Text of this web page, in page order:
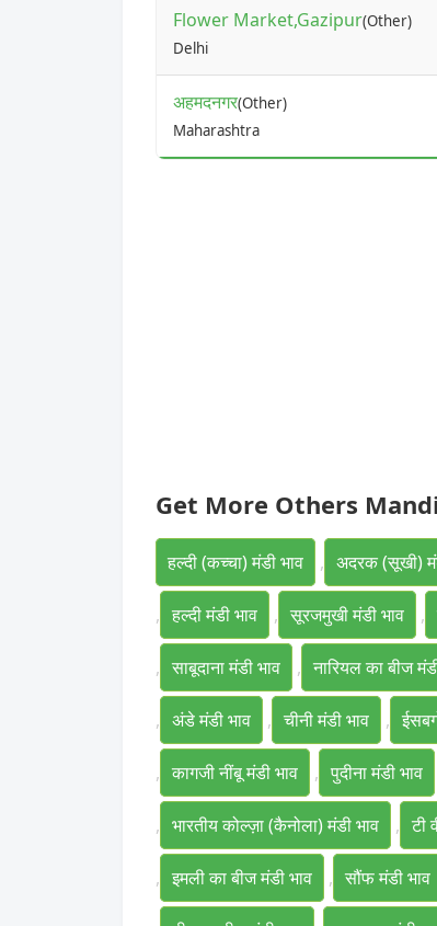
Flower Market,Gazipur(Other)
Delhi
अहमदनगर(Other)
Maharashtra
Get More Others
हल्दी (कच्चा) मंडी भाव , अदरक (सूखी)
, हल्दी मंडी भाव , सूरजमुखी मंडी भाव ,
, साबूदाना मंडी भाव , नारियल का बीज
, अंडे मंडी भाव , चीनी मंडी भाव ,
, कागजी नींबू मंडी भाव , पुदीना मंडी भाव
, भारतीय कोल्ज़ा (कैनोला) मंडी भाव , टी
, इमली का बीज मंडी भाव , सौंफ मंडी भाव